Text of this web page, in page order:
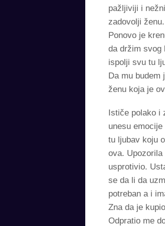
pažljiviji i
zadovolji ženu.
Ponovo je
da držim svog
ispolji svu tu
Da mu budem
ženu koja je
Ističe polako i
unesu
tu ljubav koju
ova.
usprotivio.
se da li da
potreban a i
Zna da je
Odpratio me